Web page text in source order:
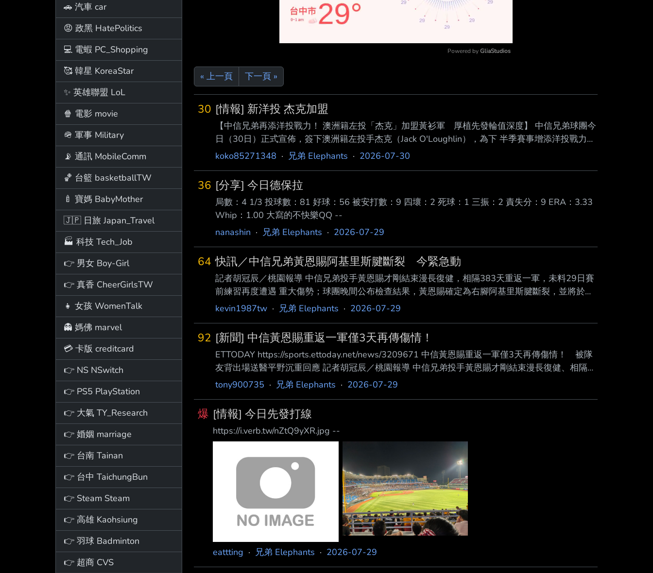
🚗 汽車 car
😡 政黑 HatePolitics
💻 電蝦 PC_Shopping
🥰 韓星 KoreaStar
✨ 英雄聯盟 LoL
🍿 電影 movie
🪖 軍事 Military
📡 通訊 MobileComm
🏀 台籃 basketballTW
🍼 寶媽 BabyMother
🇯🇵 日旅 Japan_Travel
🏭 科技 Tech_Job
👉 男女 Boy-Girl
👉 真香 CheerGirlsTW
👧 女孩 WomenTalk
👻 媽佛 marvel
💳 卡版 creditcard
👉 NS NSwitch
👉 PS5 PlayStation
👉 大氣 TY_Research
👉 婚姻 marriage
👉 台南 Tainan
👉 台中 TaichungBun
👉 Steam Steam
👉 高雄 Kaohsiung
👉 羽球 Badminton
👉 超商 CVS
Powered by GliaStudios
« 上一頁 下一頁 »
30 [情報] 新洋投 杰克加盟
【中信兄弟再添洋投戰力！ 澳洲籍左投「杰克」加盟黃衫軍 厚植先發輪值深度】 中信兄弟球團今
日（30日）正式宣佈，簽下澳洲籍左投手杰克（Jack O'Loughlin），為下 半季賽事增添洋投戰力。
杰克目前已順利完成相關加盟手續，並投入團隊訓練，為接續的賽 事做準備，展現堅實的左投壓制
他早在2016年，年僅16歲時，便憑藉優異的投球天賦獲美國職棒底特律老虎隊青睞簽約，展 開旅
美職業生涯。在美職小聯盟體系歷練多年
koko85271348 · 兄弟 Elephants · 2026-07-30
36 [分享] 今日德保拉
局數：4 1/3 投球數：81 好球：56 被安打數：9 四壞：2 死球：1 三振：2 責失分：9 ERA：3.33
Whip：1.00 大寫的不快樂QQ --
nanashin · 兄弟 Elephants · 2026-07-29
64 快訊／中信兄弟黃恩賜阿基里斯腱斷裂 今緊急動
記者胡冠辰／桃園報導 中信兄弟投手黃恩賜才剛結束漫長復健，相隔383天重返一軍，未料29日賽
前練習再度遭遇 重大傷勢；球團晚間公布檢查結果，黃恩賜確定為右腳阿基里斯腱斷裂，並將於今
天立即接 受手術，後續復健期程仍待進一步評估。 黃恩賜稍早賽前隨隊進行練習，卻在跑步準備啟
查。 總教練平野惠一稍早受訪時透露，黃恩賜受傷部位初步研判位於右腳腳跟及跟腱附近，但當 時
球隊掌握資訊有限，仍須等待院方檢查結果，才能確認實際傷勢程度。
kevin1987tw · 兄弟 Elephants · 2026-07-29
92 [新聞] 中信黃恩賜重返一軍僅3天再傳傷情！
ETTODAY https://sports.ettoday.net/news/3209671 中信黃恩賜重返一軍僅3天再傳傷情！ 被隊
友背出場送醫平野沉重回應 記者胡冠辰／桃園報導 中信兄弟投手黃恩賜才剛結束漫長復健、相隔
383天重返一軍，未料29日賽前練習又傳出 傷情；他在跑步啟動時突然停下，隨後由隊友背離球場
等待檢查結果出爐。 黃恩賜稍早賽前隨隊進行練習，過程中突然無法繼續移動，最後由隊友協助離
場；平野惠 一受訪
tony900735 · 兄弟 Elephants · 2026-07-29
爆 [情報] 今日先發打線
https://i.verb.tw/nZtQ9yXR.jpg --
eattting · 兄弟 Elephants · 2026-07-29